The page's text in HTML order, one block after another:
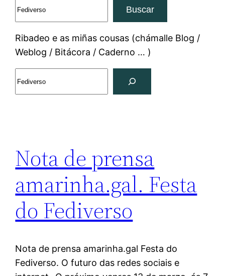
Buscar
Ribadeo e as miñas cousas (chámalle Blog /
Weblog / Bitácora / Caderno … )
Nota de prensa
amarinha.gal. Festa
do Fediverso
Nota de prensa amarinha.gal Festa do
Fediverso. O futuro das redes sociais e